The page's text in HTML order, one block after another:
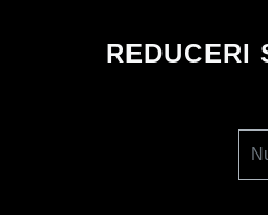
REDUCERI